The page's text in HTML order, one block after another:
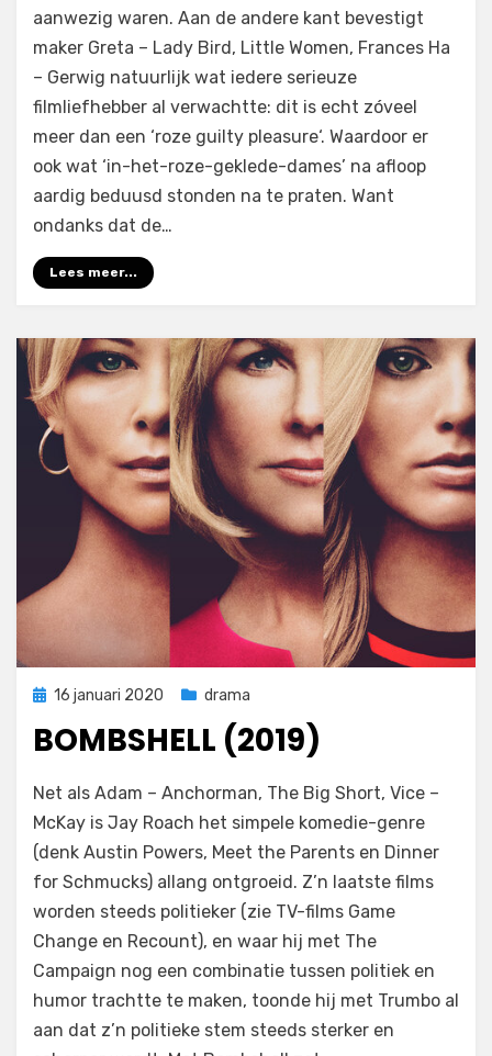
aanwezig waren. Aan de andere kant bevestigt
maker Greta – Lady Bird, Little Women, Frances Ha
– Gerwig natuurlijk wat iedere serieuze
filmliefhebber al verwachtte: dit is echt zóveel
meer dan een ‘roze guilty pleasure‘. Waardoor er
ook wat ‘in-het-roze-geklede-dames’ na afloop
aardig beduusd stonden na te praten. Want
ondanks dat de…
Lees meer...
Geplaatst
16 januari 2020 drama
BOMBSHELL (2019)
door Filmofiel.nl
Laat een reactie achter
(2019)
Net als Adam – Anchorman, The Big Short, Vice –
McKay is Jay Roach het simpele komedie-genre
(denk Austin Powers, Meet the Parents en Dinner
for Schmucks) allang ontgroeid. Z’n laatste films
worden steeds politieker (zie TV-films Game
Change en Recount), en waar hij met The
Campaign nog een combinatie tussen politiek en
humor trachtte te maken, toonde hij met Trumbo al
aan dat z’n politieke stem steeds sterker en